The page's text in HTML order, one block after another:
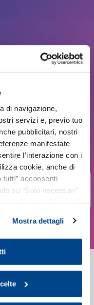
di navigazione,
servizi e, previo tuo
pubblicitari, nostri
manifestate
l’interazione con i
cookie, anche di
acconsenti
su “Solo necessari”
categoria di
consulta la
Mostra dettagli